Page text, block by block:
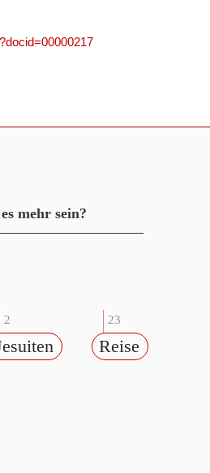
mehr sein?
2 23
Reise